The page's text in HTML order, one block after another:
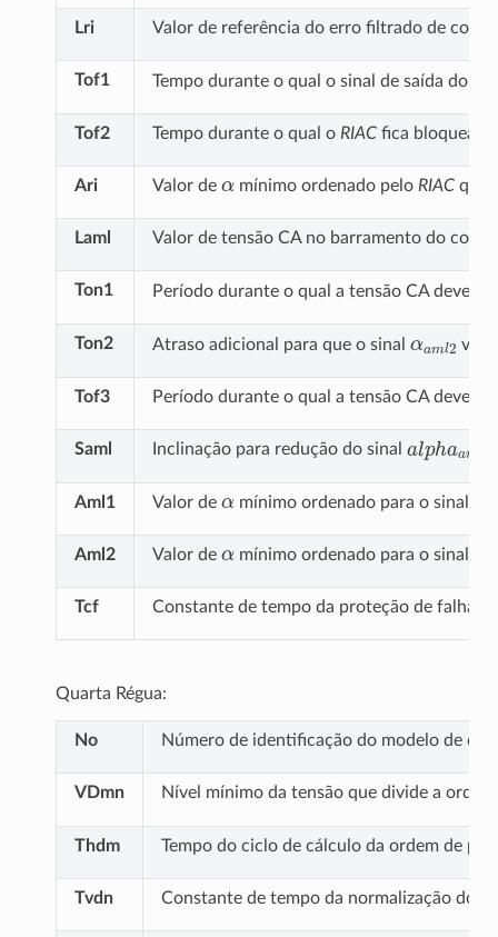
Lri Valor de referência do erro filtrado de
Tof1 Tempo durante o qual o sinal de saída do
Tof2 Tempo durante o qual o RIACfica bloqueado
Ari Valor de mínimo ordenado pelo RIAC
Laml Valor de tensão CA no barramento do
Ton1 Período durante o qual a tensão CA deve
Ton2 Atraso adicional para que o sinal vá
Tof3 Período durante o qual a tensão CA deve
Saml Inclinação para redução do sinal lp h
Aml1 Valor de mínimo ordenado para o sinal
Aml2 Valor de mínimo ordenado para o sinal
Tcf Constante de tempo da proteção de falha
Quarta Régua:
No Número de identificação do modelo de
VDmn Nível mínimo da tensão que divide a
Thdm Tempo do ciclo de cálculo da ordem de
Tvdn Constante de tempo da normalização do